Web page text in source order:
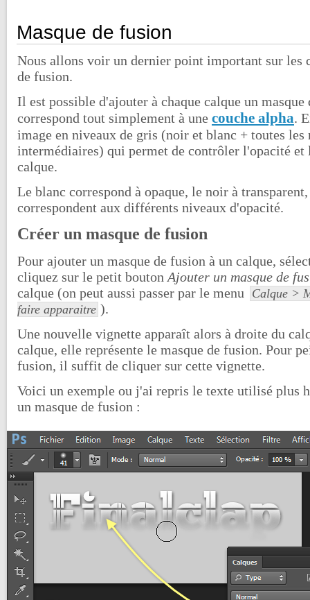
Masque de fusion
Nous allons voir un dernier point important sur les
de fusion.
Il est possible d'ajouter à chaque calque un
correspond tout simplement à une couche alpha.
image en niveaux de gris (noir et blanc + toutes les
intermédiaires) qui permet de contrôler l'opacité et
calque.
Le blanc correspond à opaque, le noir à
correspondent aux différents niveaux d'opacité.
Créer un masque de fusion
Pour ajouter un masque de fusion à un calque,
cliquez sur le petit bouton Ajouter un masque de
calque (on peut aussi passer par le menu
Calque >
faire apparaitre ).
Une nouvelle vignette apparaît alors à droite du
calque, elle représente le masque de fusion. Pour
fusion, il suffit de cliquer sur cette vignette.
Voici un exemple ou j'ai repris le texte utilisé plus
un masque de fusion :